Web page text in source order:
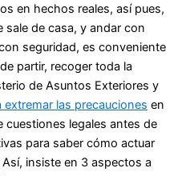
en hechos reales, así pues,
sale de casa, y andar con
seguridad, es conveniente
partir, recoger toda la
de Asuntos Exteriores y
extremar las precauciones en
legales antes de
para saber cómo actuar
insiste en 3 aspectos a